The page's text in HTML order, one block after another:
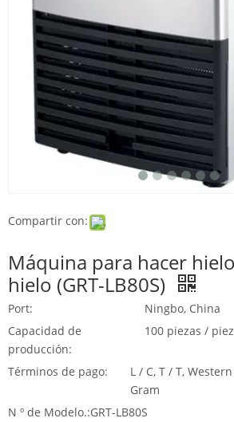
Compartir con:
Máquina para hacer
hielo (GRT-LB80S)
Port:
Ningbo, China
Capacidad de
producción:
100 piezas /
Términos de pago:
L / C, T / T,
Gram
N º de Modelo.:GRT-LB80S